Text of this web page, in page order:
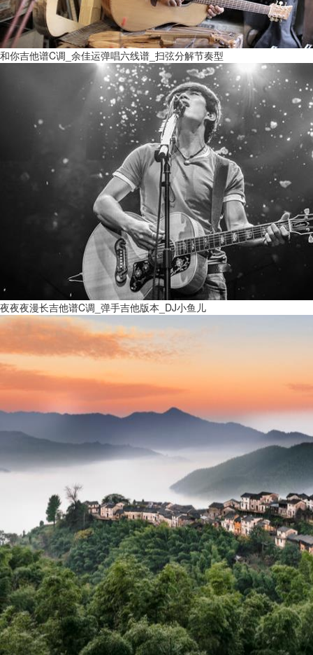
和你吉他谱C调_余佳运弹唱六线谱_扫弦分解节奏型
夜夜夜漫长吉他谱C调_弹手吉他版本_DJ小鱼儿